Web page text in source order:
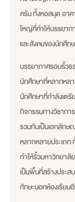
ครัน ทั้งหอสมุด อา
ใหญ่ที่ทำให้บรรยา
และสังคมของนักศึก
บรรยากาศรอบรั้วธ
นักศึกษาที่หลากหลา
นักศึกษาที่กำลังเต
กิจกรรมทางวิชาก
รวมกันเป็นเอกลัก
หลากหลายประเภ
ทำให้รั้วมหาวิทยาลั
เป็นพื้นที่สร้างประ
ทักษะนอกห้องเรียน